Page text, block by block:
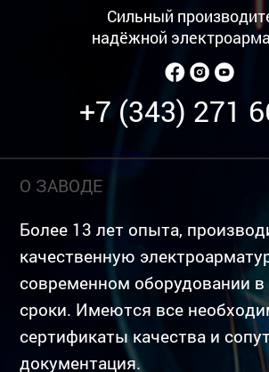
Сильный
надёжной
+7 (343) 271
О ЗАВОДЕ
Более 13 лет опыта,
качественную
современном оборудовании
сроки. Имеются все
сертификаты качества и
документация.